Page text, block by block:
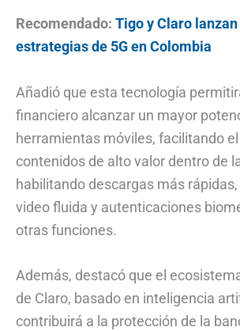
Recomendado: Tigo y Claro
estrategias de 5G en Colombia
Añadió que esta tecnología
financiero alcanzar un mayor
herramientas móviles, facilitando
contenidos de alto valor dentro de
habilitando descargas más
video fluida y autenticaciones
otras funciones.
Además, destacó que el
de Claro, basado en inteligencia
contribuirá a la protección de la